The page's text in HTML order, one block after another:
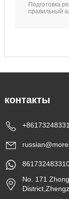
Подготовка
правильный
контакты
No. 171